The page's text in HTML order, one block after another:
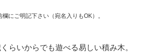
にご明記下さい（宛名入りもOK）。
らいからでも遊べる易しい積み木。